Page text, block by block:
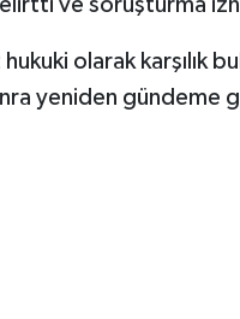
hukuki olarak karşılık
yeniden gündeme